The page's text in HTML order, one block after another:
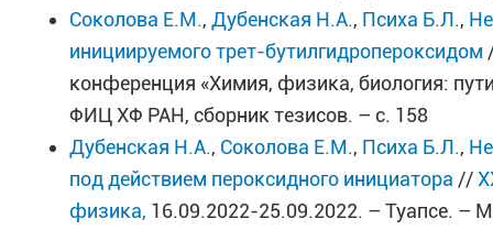
Соколова Е.М., Дубенская Н.А., Психа Б.Л.,
инициируемого трет-бутилгидропероксидом
конференция «Химия, физика, биология:
ФИЦ ХФ РАН, сборник тезисов. – с. 158
Дубенская Н.А., Соколова Е.М., Психа Б.Л.,
под действием пероксидного инициатора //
физика, 16.09.2022-25.09.2022. – Туапсе. –